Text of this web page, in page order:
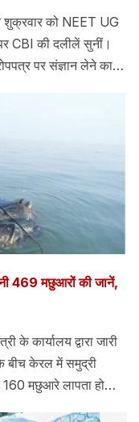
CBI की दलीलें सुनीं।
पर संज्ञान लेने का
किया है।
469 मछुआरों की जानें,
कार्यालय द्वारा जारी
केरल में समुद्री
मछुआरे लापता हो